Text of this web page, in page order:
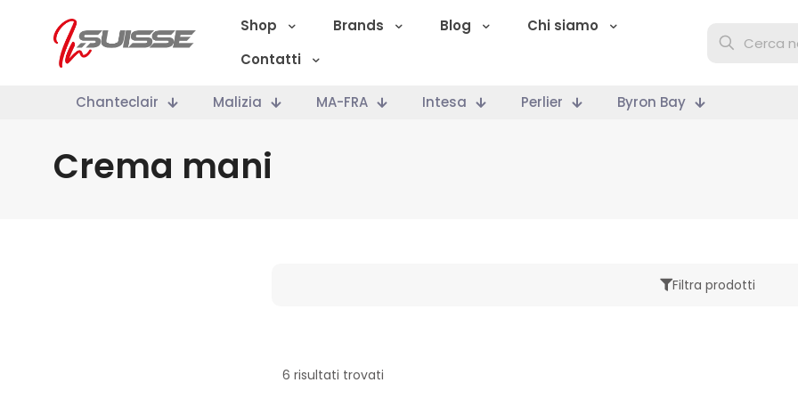
Shop Brands Blog
Chi siamo
Contatti
Chanteclair Malizia MA-FRA Intesa Perlier Byron Bay
Crema mani
Filtra prodotti
Categoria
6 risultati trovati